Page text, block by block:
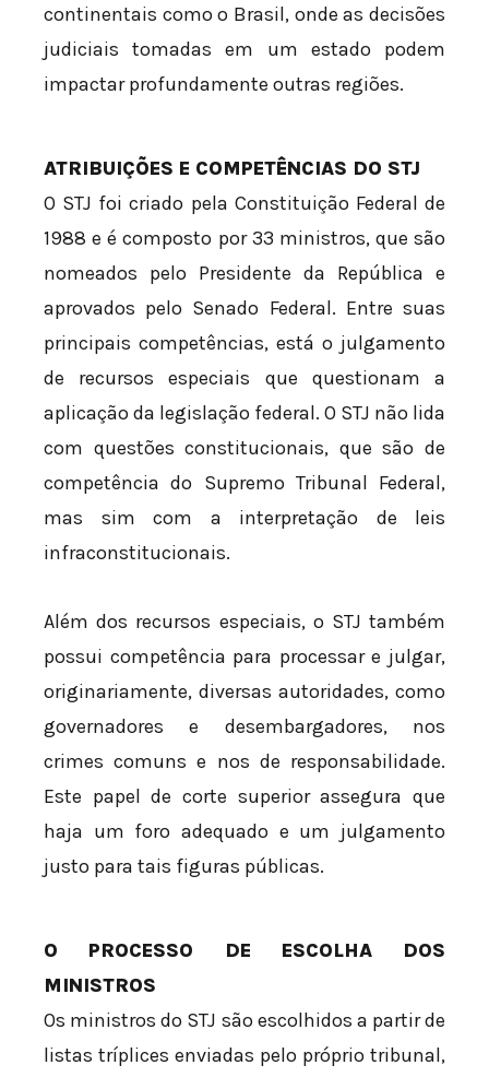
continentais como o Brasil, onde as decisões
judiciais tomadas em um estado podem
impactar profundamente outras regiões.
ATRIBUIÇÕES E COMPETÊNCIAS DO STJ
O STJ foi criado pela Constituição Federal de
1988 e é composto por 33 ministros, que são
nomeados pelo Presidente da República e
aprovados pelo Senado Federal. Entre suas
principais competências, está o julgamento
de recursos especiais que questionam a
aplicação da legislação federal. O STJ não lida
com questões constitucionais, que são de
competência do Supremo Tribunal Federal,
mas sim com a interpretação de leis
infraconstitucionais.
Além dos recursos especiais, o STJ também
possui competência para processar e julgar,
originariamente, diversas autoridades, como
governadores e desembargadores, nos
crimes comuns e nos de responsabilidade.
Este papel de corte superior assegura que
haja um foro adequado e um julgamento
justo para tais figuras públicas.
O PROCESSO DE ESCOLHA DOS
MINISTROS
Os ministros do STJ são escolhidos a partir de
listas tríplices enviadas pelo próprio tribunal,